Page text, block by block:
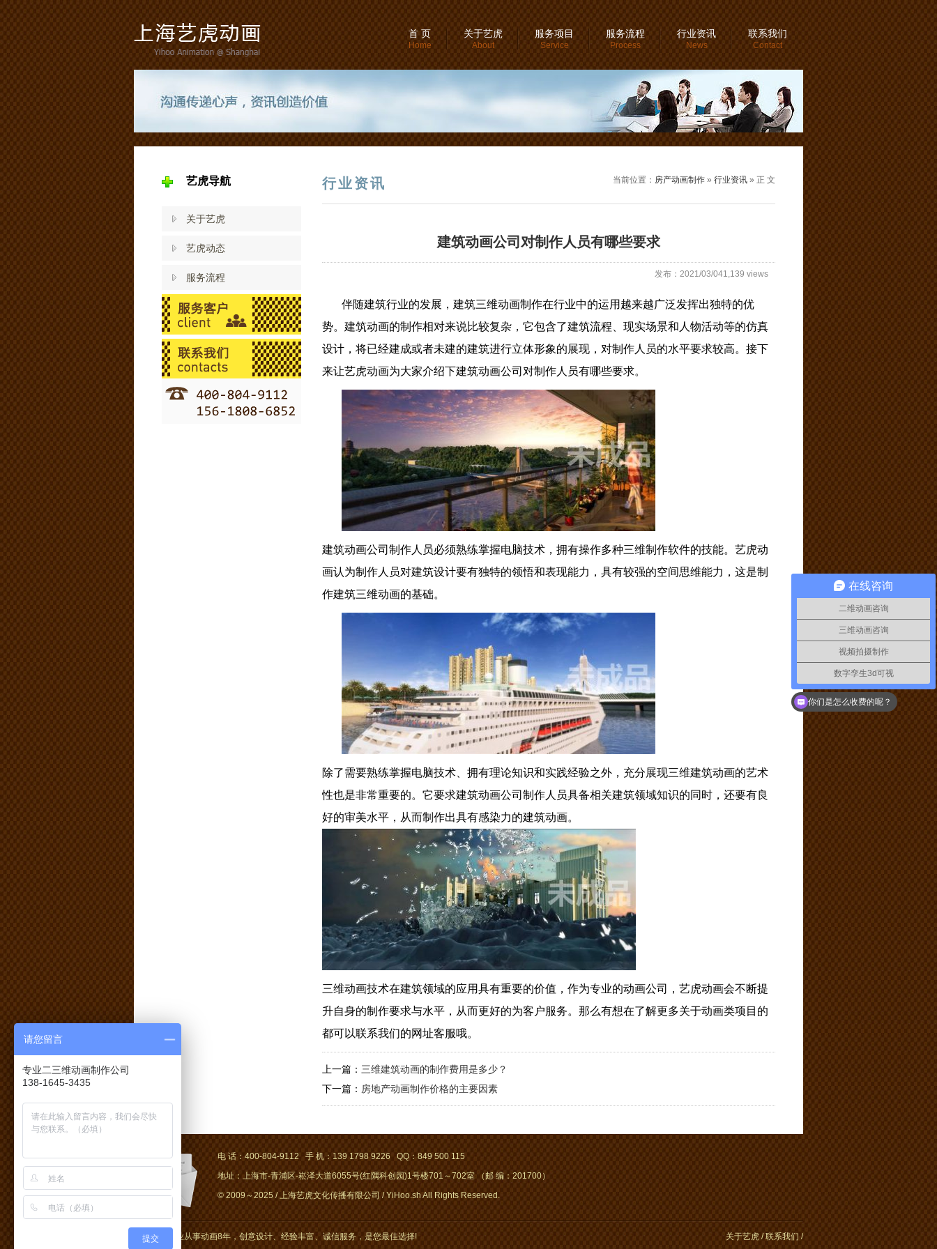
首 页
Home
关于艺虎
About
服务项目
Service
服务流程
Process
行业资讯
News
联系我们
Contact
艺虎导航
关于艺虎
艺虎动态
服务流程
行业资讯 当前位置： 房产动画制作 » 行业资讯 » 正 文
建筑动画公司对制作人员有哪些要求
发布：2021/03/041,139 views
伴随建筑行业的发展，建筑三维动画制作在行业中的运用越来越广泛发挥出独特的优
势。建筑动画的制作相对来说比较复杂，它包含了建筑流程、现实场景和人物活动等的仿真
设计，将已经建成或者未建的建筑进行立体形象的展现，对制作人员的水平要求较高。接下
来让艺虎动画为大家介绍下建筑动画公司对制作人员有哪些要求。
建筑动画公司制作人员必须熟练掌握电脑技术，拥有操作多种三维制作软件的技能。艺虎动
画认为制作人员对建筑设计要有独特的领悟和表现能力，具有较强的空间思维能力，这是制
作建筑三维动画的基础。
除了需要熟练掌握电脑技术、拥有理论知识和实践经验之外，充分展现三维建筑动画的艺术
性也是非常重要的。它要求建筑动画公司制作人员具备相关建筑领域知识的同时，还要有良
好的审美水平，从而制作出具有感染力的建筑动画。
三维动画技术在建筑领域的应用具有重要的价值，作为专业的动画公司，艺虎动画会不断提
升自身的制作要求与水平，从而更好的为客户服务。那么有想在了解更多关于动画类项目的
都可以联系我们的网址客服哦。
上一篇： 三维建筑动画的制作费用是多少？
下一篇： 房地产动画制作价格的主要因素
电 话：400-804-9112 手 机：139 1798 9226 QQ：849 500 115
地址：上海市-青浦区-崧泽大道6055号(红隅科创园)1号楼701～702室 （邮 编：201700）
© 2009～2025 / 上海艺虎文化传播有限公司 / YiHoo.sh All Rights Reserved.
上海艺虎专业从事动画8年，创意设计、经验丰富、诚信服务，是您最佳选择! 关于艺虎/联系我们/
在线咨询
二维动画咨询
三维动画咨询
视频拍摄制作
数字孪生3d可视
你们是怎么收费的呢？
请您留言
专业二三维动画制作公司
138-1645-3435
提交